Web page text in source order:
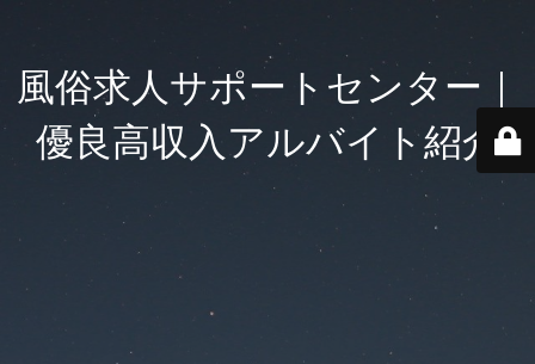
風俗求人サポートセンター｜
優良高収入アルバイト紹介